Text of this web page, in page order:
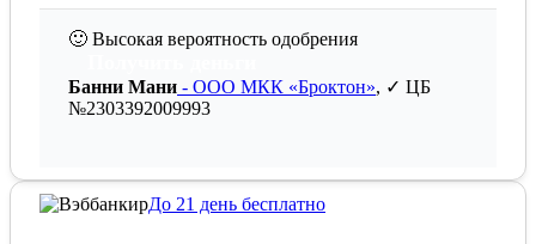
🙂 Высокая вероятность одобрения
Банни Мани - ООО МКК «Броктон», ✓ ЦБ
№2303392009993
До 21 день бесплатно